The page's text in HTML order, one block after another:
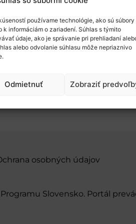
používame technológie, ako sú súbory
informáciám o zariadení. Súhlas s týmito
údaje, ako je správanie pri prehliadaní
alebo odvolanie súhlasu môže nepriaznivo
Odmietnuť Zobraziť
a
osobných údajov
Slovensko. Portál